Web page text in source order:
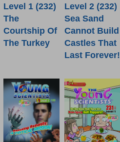
Level 1 (232)
The
Courtship Of
The Turkey
Level 2 (232)
Sea Sand
Cannot Build
Castles That
Last Forever!